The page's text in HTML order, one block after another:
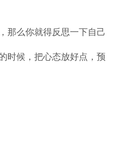
那么你就得反思一下自己
时候，把心态放好点，预